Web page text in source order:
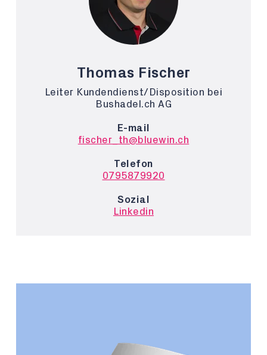
Thomas Fischer
Leiter Kundendienst/Disposition bei
Bushadel.ch AG
E-mail
fischer_th@bluewin.ch
Telefon
0795879920
Sozial
Linkedin